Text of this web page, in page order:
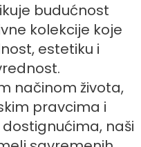
budućnost
kolekcije koje
estetiku i
načinom života,
pravcima i
naši